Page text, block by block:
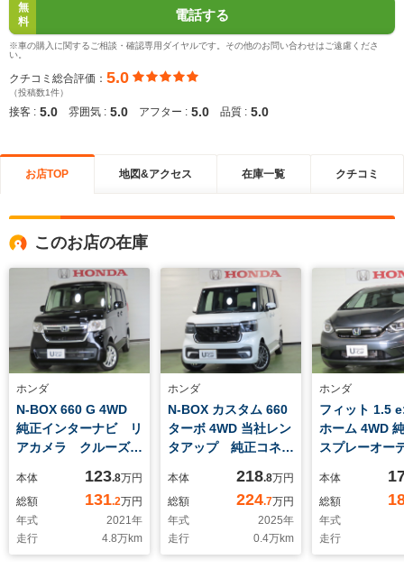
無
料
電話する
※車の購入に関するご相談・確認専用ダイヤルです。その他のお問い合わせはご遠慮くださ
い。
クチコミ総合評価： 5.0
（投稿数1件）
接客 : 5.0 雰囲気 : 5.0 アフター : 5.0 品質 : 5.0
お店TOP 地図&アクセス 在庫一覧 クチコミ
このお店の在庫
ホンダ
N-BOX 660 G 4WD
純正インターナビ リ
アカメラ クルーズコ
ーター フルセグTV
本体 123.8万円
総額
131.2万円
年式
2021年
走行
4.8万km
ホンダ
N-BOX カスタム 660
ターボ 4WD 当社レン
タアップ 純正コネク
フルセグ シートヒー
ター パドルシフ
ト 純正ドラレコ
ETC 左右パワースラ
イドドア VSA
本体 218.8万円
総額
224.7万円
年式
2025年
走行
0.4万km
ホンダ
フィット 1.5
ホーム 4WD
スプレーオ
グ 純正リモ
ーター
VSA Pセン
デューロアル
タイヤ
本体
総額
年式
走行